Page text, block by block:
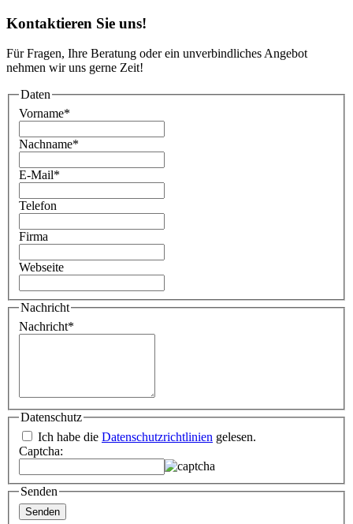
Kontaktieren Sie uns!
Für Fragen, Ihre Beratung oder ein unverbindliches Angebot
nehmen wir uns gerne Zeit!
Daten
Vorname*
Nachname*
E-Mail*
Telefon
Firma
Webseite
Nachricht
Nachricht*
Datenschutz
Ich habe die Datenschutzrichtlinien gelesen.
Captcha:
Senden